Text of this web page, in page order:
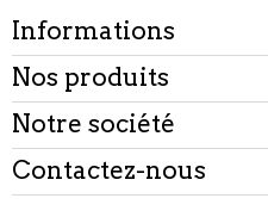
Informations
Nos produits
Notre société
Contactez-nous